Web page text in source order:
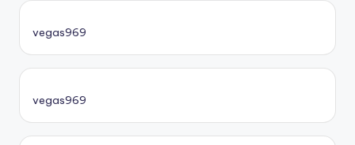
vegas969
vegas969